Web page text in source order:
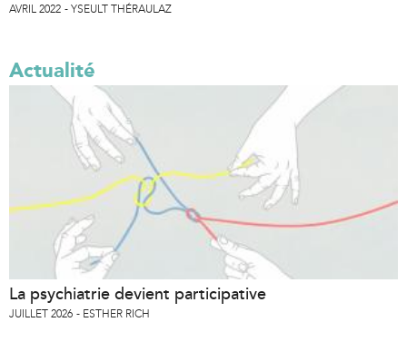
AVRIL 2022 YSEULT THÉRAULAZ
Actualité
La psychiatrie devient participative
JUILLET 2026 ESTHER RICH